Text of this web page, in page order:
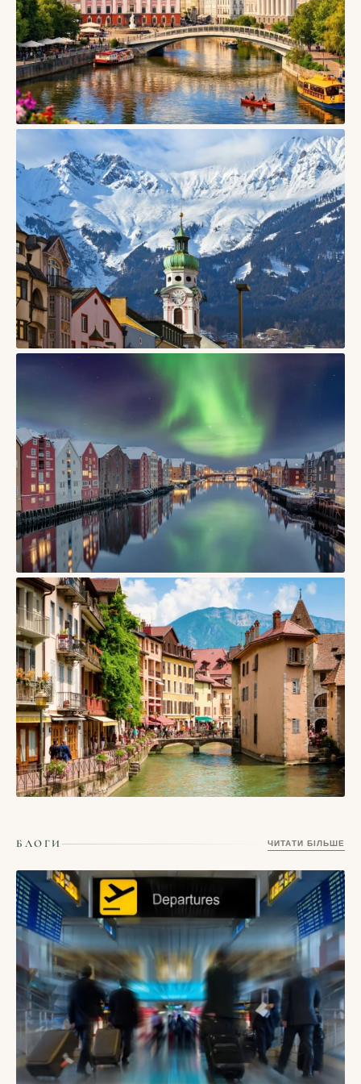
Тарту, Естонія — університетське місто дерев’яних
кварталів і творчого спокою
06/08/2026
Інсбрук — місто в Австрії, де старий центр дивиться прямо
03/06/2026
СТАТТІ
Тронгейм, Норвегія – місто Нідароського собору,
дерев’яних складів і студентського північного ритму
17/05/2026
Ансі, Франція — альпійське місто каналів, прозорого озера
17/05/2026
БЛОГИ ЧИТАТИ БІЛЬШЕ